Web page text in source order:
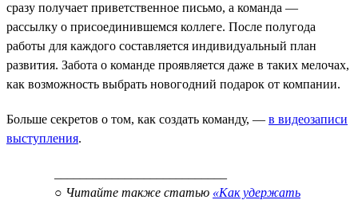
сразу получает приветственное письмо, а команда —
рассылку о присоединившемся коллеге. После полугода
работы для каждого составляется индивидуальный план
развития. Забота о команде проявляется даже в таких мелочах,
как возможность выбрать новогодний подарок от компании.
Больше секретов о том, как создать команду, — в видеозаписи
выступления.
○ Читайте также статью «Как удержать